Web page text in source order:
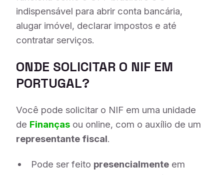
indispensável para abrir conta bancária,
alugar imóvel, declarar impostos e até
contratar serviços.
ONDE SOLICITAR O NIF EM
PORTUGAL?
Você pode solicitar o NIF em uma unidade
de Finanças ou online, com o auxílio de um
representante fiscal.
Pode ser feito presencialmenteem